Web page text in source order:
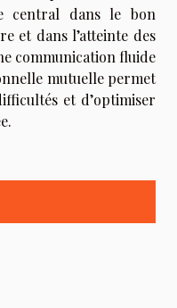
central dans le bon
et dans l’atteinte des
communication fluide
mutuelle permet
et d’optimiser